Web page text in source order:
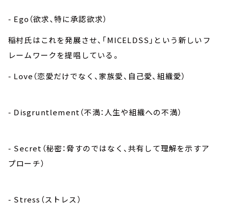
- Ego（欲求、特に承認欲求）
稲村氏はこれを発展させ、「MICELDSS」という新しいフ
レームワークを提唱している。
- Love（恋愛だけでなく、家族愛、自己愛、組織愛）
- Disgruntlement（不満：人生や組織への不満）
- Secret（秘密：脅すのではなく、共有して理解を示すア
プローチ）
- Stress（ストレス）